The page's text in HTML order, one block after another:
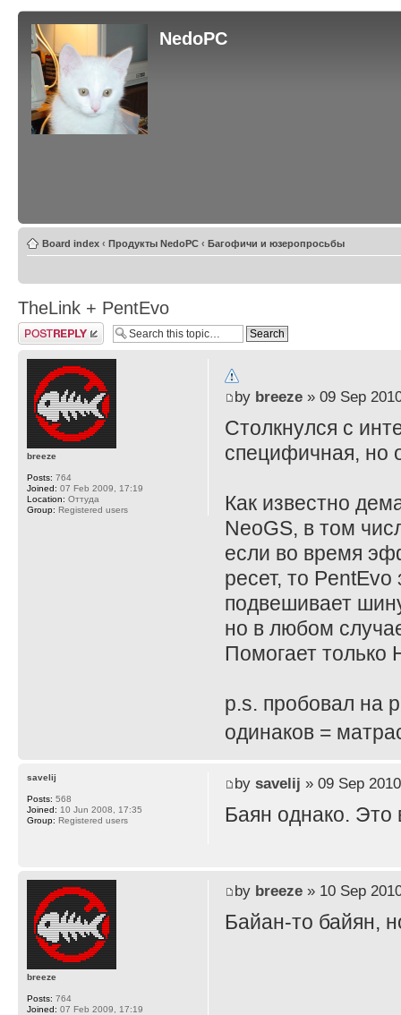
NedoPC
Board index ‹ Продукты NedoPC ‹ Багофичи и юзеропросьбы
TheLink + PentEvo
Post a reply
by breeze» 09 Sep
Столкнулся с
специфичная, но
Как известно
NeoGS, в том
если во время
ресет, то
подвешивает
но в любом
Помогает только
p.s. пробовал на
одинаков =
breeze
Posts: 764
Joined: 07 Feb 2009, 17:19
Location: Оттуда
Group: Registered users
by savelij » 09 Sep
Баян однако.
savelij
Posts: 568
Joined: 10 Jun 2008, 17:35
Group: Registered users
by breeze» 10 Sep
Байан-то байян,
breeze
Posts: 764
Joined: 07 Feb 2009, 17:19